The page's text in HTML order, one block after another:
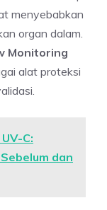
menyebabkan
organ dalam.
Monitoring
alat proteksi
C:
dan